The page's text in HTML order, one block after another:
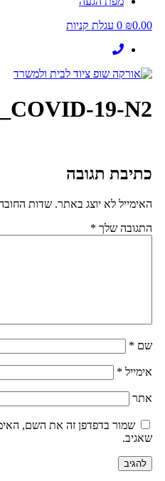
₪0.00
0 עגלת קניות
19-N2
כתיבת תגובה
האימייל לא יוצג באתר. שדות
התגובה שלך *
שם *
אימייל *
אתר
שמור בדפדפן זה את השם,
שאגיב.